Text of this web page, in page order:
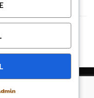
de Tablero
DE MESA
OFERTAS